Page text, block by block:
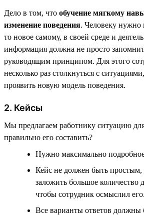
Дело в том, что обучение мягкому
изменение поведения. Человеку нужно
то новое самому, в своей среде и
информация должна не просто
руководящим принципом. Для этого
несколько раз столкнуться с
проявить новую модель поведения.
2. Кейсы
Мы предлагаем работнику ситуацию
правильно его составить?
Нужно максимально
Кейс не должен быть
заложить большое количество
чтобы сотрудник осмыслил его.
Все варианты ответов должны